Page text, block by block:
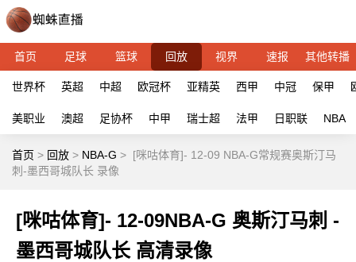
首页 足球 篮球 回放 视界 速报 其他转播
世界杯 英超 中超 欧冠杯 亚精英 西甲 中冠 保甲
美职业 澳超 足协杯 中甲 瑞士超 法甲 日职联 NBA
首页 > 回放 > NBA-G > [咪咕体育]- 12-09 NBA-G常规赛奥斯汀马
刺-墨西哥城队长 录像
[咪咕体育]- 12-09NBA-G 奥斯汀马刺 -
墨西哥城队长 高清录像